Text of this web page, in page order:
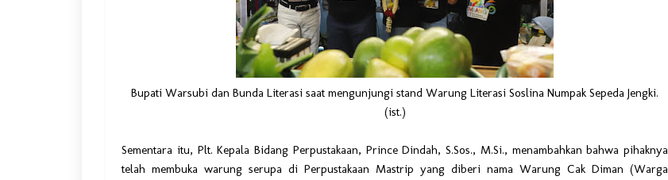
Bupati Warsubi dan Bunda Literasi saat mengunjungi stand Warung Literasi Soslina Numpak Sepeda Jengki.
(ist.)
Sementara itu, Plt. Kepala Bidang Perpustakaan, Prince Dindah, S.Sos., M.Si., menambahkan bahwa pihaknya
telah membuka warung serupa di Perpustakaan Mastrip yang diberi nama Warung Cak Diman (Warga